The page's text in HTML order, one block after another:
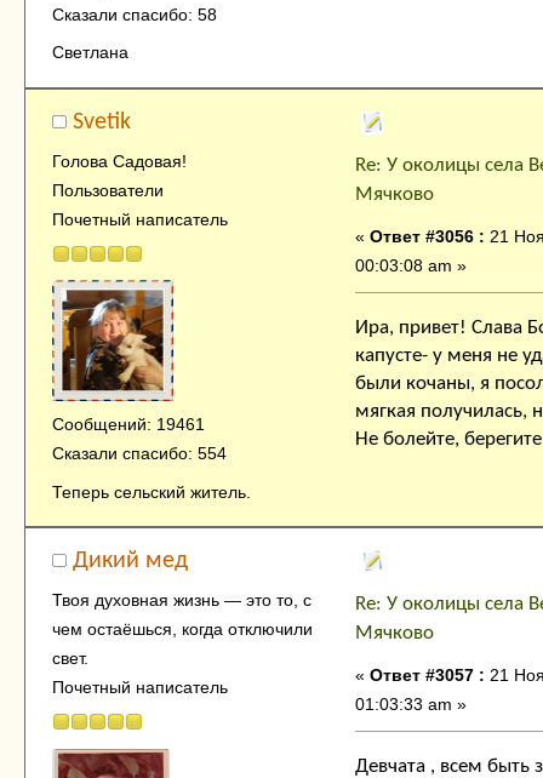
Сказали спасибо: 58
Светлана
Svetik
Голова Садовая!
Пользователи
Почетный написатель
Сообщений: 19461
Сказали спасибо: 554
Теперь сельский житель.
Re: У околицы села
Мячково
« Ответ #3056 : 21
00:03:08 am »
Ира, привет! Слава
капусте- у меня не
были кочаны, я
мягкая получилась,
Не болейте,
Дикий мед
Твоя духовнaя жизнь — это тo, с
чем остaёшься, когда отключили
свет.
Почетный написатель
Re: У околицы села
Мячково
« Ответ #3057 : 21
01:03:33 am »
Девчата , всем